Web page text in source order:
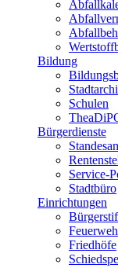
Bildung
Schulen
Bürgerdienste
Service-
Stadtbüro
Einrichtungen
Friedhöfe